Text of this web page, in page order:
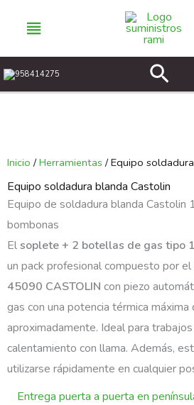
958414275
Inicio /Herramientas / Equipo
Equipo soldadura blanda Castolin
Equipo de soldadura blanda Castolin
bombonas
Elsoplete + 2 botellas de gas tipo
un pack profesional compuesto por el
45090 CASTOLIN con piezo
gas con una potencia térmica
aproximadamente. Ideal para
calentamiento con llama. Además,
utilizarse rápidamente en cualquier
Entrega puerta a puerta en